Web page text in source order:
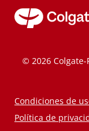
© 2026 Colgate-
Condiciones de
Política de